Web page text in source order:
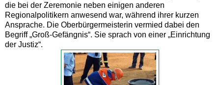
die bei der Zeremonie neben einigen anderen
Regionalpolitikern anwesend war, während ihrer kurzen
Ansprache. Die Oberbürgermeisterin vermied dabei den
Begriff „Groß-Gefängnis“. Sie sprach von einer „Einrichtung
der Justiz“.